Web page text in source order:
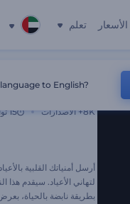
الأسعار تعلم
8K+ الاصدارات 15 ثواني
أرسل أمنياتك القلبية
لتهاني الأعياد. سيقدم هذا
بطريقة نابضة بالحياة،
to English?